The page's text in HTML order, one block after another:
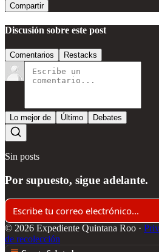
Compartir
Discusión sobre este post
Comentarios Restacks
Lo mejor de Último Debates
Sin posts
Por supuesto, sigue adelante.
© 2026 Expediente Quintana Roo ·
de recolección